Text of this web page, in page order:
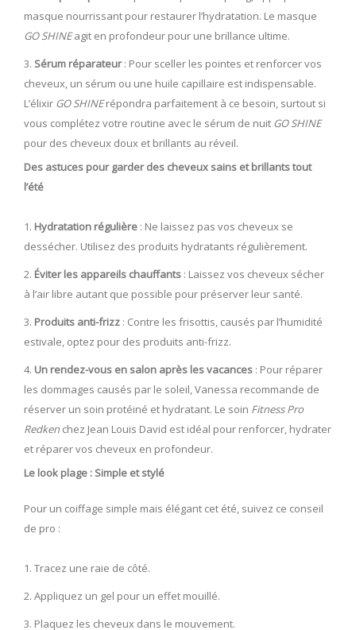
masque nourrissant pour restaurer l’hydratation. Le masque
GO SHINEagit en profondeur pour une brillance ultime.
Sérum réparateur: Pour sceller les pointes et renforcer vos
cheveux, un sérum ou une huile capillaire est indispensable.
L’élixir GO SHINErépondra parfaitement à ce besoin, surtout si
vous complétez votre routine avec le sérum de nuit GO SHINE
pour des cheveux doux et brillants au réveil.
Des astuces pour garder des cheveux sains et brillants tout
l’été
Hydratation régulière : Ne laissez pas vos cheveux se
dessécher. Utilisez des produits hydratants régulièrement.
Éviter les appareils chauffants : Laissez vos cheveux sécher
à l’air libre autant que possible pour préserver leur santé.
Produits anti-frizz : Contre les frisottis, causés par l’humidité
estivale, optez pour des produits anti-frizz.
Un rendez-vous en salon après les vacances : Pour réparer
les dommages causés par le soleil, Vanessa recommande de
réserver un soin protéiné et hydratant. Le soin Fitness Pro
Redken chez Jean Louis David est idéal pour renforcer, hydrater
et réparer vos cheveux en profondeur.
Le look plage : Simple et stylé
Pour un coiffage simple mais élégant cet été, suivez ce conseil
de pro :
Tracez une raie de côté.
Appliquez un gel pour un effet mouillé.
Plaquez les cheveux dans le mouvement.